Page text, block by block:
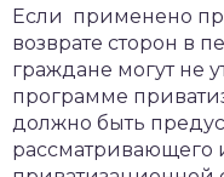
Если применено
возврате сторон в
граждане могут не
программе
должно быть
рассматривающего